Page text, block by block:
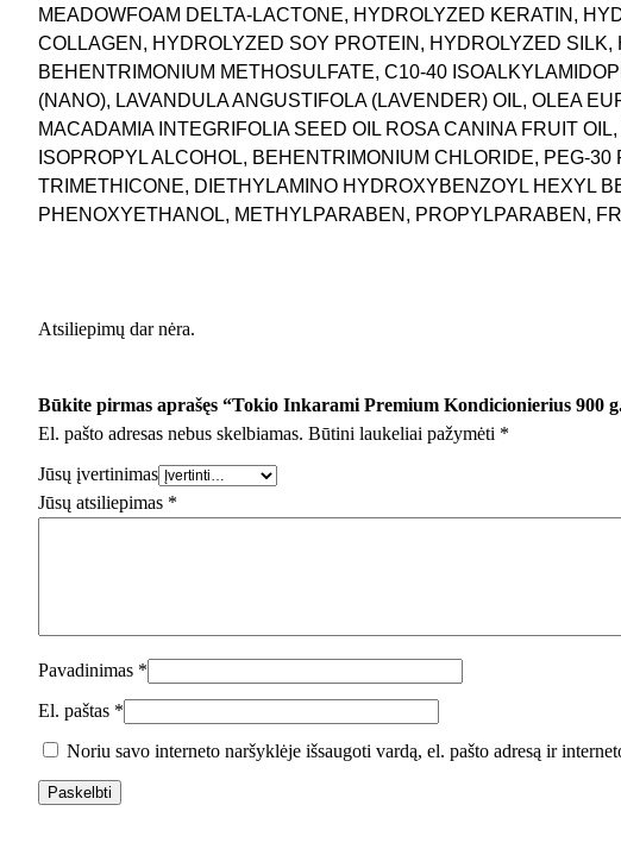
MEADOWFOAM DELTA-LACTONE, HYDROLYZED KERATIN,
COLLAGEN, HYDROLYZED SOY PROTEIN, HYDROLYZED
BEHENTRIMONIUM METHOSULFATE, C10-40
(NANO), LAVANDULA ANGUSTIFOLA (LAVENDER) OIL, OLEA
MACADAMIA INTEGRIFOLIA SEED OIL ROSA CANINA FRUIT
ISOPROPYL ALCOHOL, BEHENTRIMONIUM CHLORIDE, PEG-
TRIMETHICONE, DIETHYLAMINO HYDROXYBENZOYL HEXYL
PHENOXYETHANOL, METHYLPARABEN, PROPYLPARABEN,
Atsiliepimų dar nėra.
Būkite pirmas aprašęs “Tokio Inkarami Premium Kondicionierius 900
El. pašto adresas nebus skelbiamas. Būtini laukeliai pažymėti *
Jūsų įvertinimas
Jūsų atsiliepimas *
Pavadinimas *
El. paštas *
Noriu savo interneto naršyklėje išsaugoti vardą, el. pašto adresą ir